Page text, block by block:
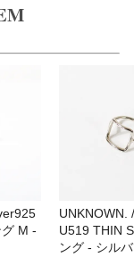
M -
UNKNOWN.
U519 THIN
ング - シル